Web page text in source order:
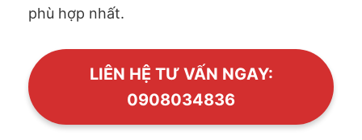
phù hợp nhất.
LIÊN HỆ TƯ VẤN NGAY:
0908034836